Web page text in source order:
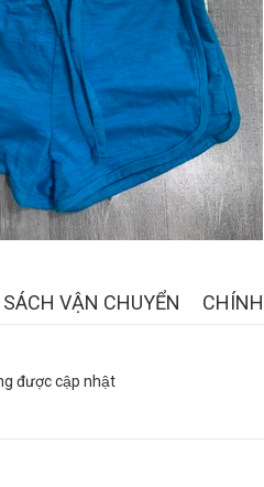
VẬN CHUYỂN
được cập nhật